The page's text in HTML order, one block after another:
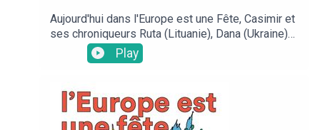
Aujourd'hui dans l'Europe est une Fête, Casimir et
ses chroniqueurs Ruta (Lituanie), Dana (Ukraine)
et Helena (Bulgarie) vous parle de presse et
d'information.Alors, quelles sont les pratiques de
encore dans les journaux ?
Play